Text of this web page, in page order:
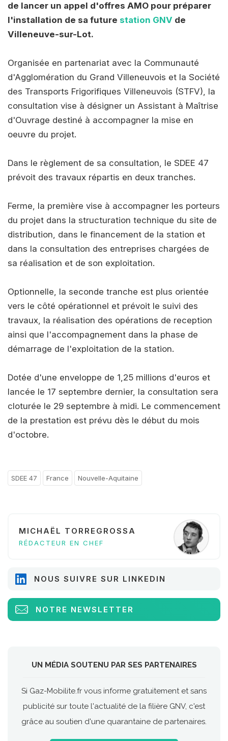
de lancer un appel d'offres AMO pour préparer
l'installation de sa future station GNV de
Villeneuve-sur-Lot.
Organisée en partenariat avec la Communauté
d'Agglomération du Grand Villeneuvois et la Société
des Transports Frigorifiques Villeneuvois (STFV), la
consultation vise à désigner un Assistant à Maîtrise
d'Ouvrage destiné à accompagner la mise en
oeuvre du projet.
Dans le règlement de sa consultation, le SDEE 47
prévoit des travaux répartis en deux tranches.
Ferme, la première vise à accompagner les porteurs
du projet dans la structuration technique du site de
distribution, dans le financement de la station et
dans la consultation des entreprises chargées de
sa réalisation et de son exploitation.
Optionnelle, la seconde tranche est plus orientée
vers le côté opérationnel et prévoit le suivi des
travaux, la réalisation des opérations de reception
ainsi que l'accompagnement dans la phase de
démarrage de l'exploitation de la station.
Dotée d'une enveloppe de 1,25 millions d'euros et
lancée le 17 septembre dernier, la consultation sera
cloturée le 29 septembre à midi. Le commencement
de la prestation est prévu dès le début du mois
d'octobre.
SDEE 47 France Nouvelle-Aquitaine
MICHAËL TORREGROSSA
RÉDACTEUR EN CHEF
NOUS SUIVRE SUR LINKEDIN
NOTRE NEWSLETTER
UN MÉDIA SOUTENU PAR SES PARTENAIRES
Si Gaz-Mobilite.fr vous informe gratuitement et sans
publicité sur toute l'actualité de la filière GNV, c'est
grâce au soutien d'une quarantaine de partenaires.